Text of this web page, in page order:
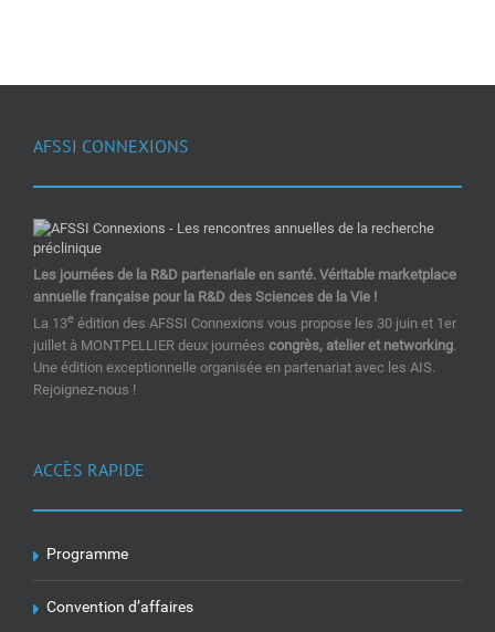
AFSSI CONNEXIONS
Les journées de la R&D partenariale en santé. Véritable marketplace
annuelle française pour la R&D des Sciences de la Vie !
La 13e édition des AFSSI Connexions vous propose les 30 juin et 1er
juillet à MONTPELLIER deux journées congrès, atelier et networking.
Une édition exceptionnelle organisée en partenariat avec les AIS.
Rejoignez-nous !
ACCÈS RAPIDE
Programme
Convention d’affaires